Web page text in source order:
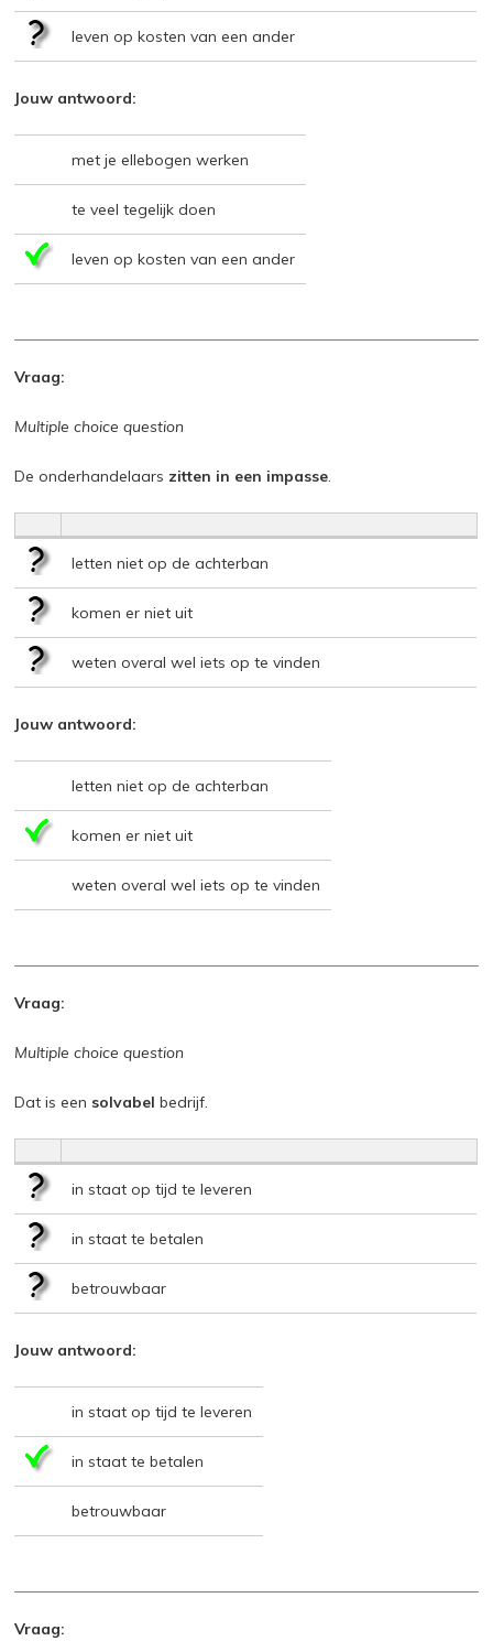
leven op kosten van een ander
Jouw antwoord:
met je ellebogen werken
te veel tegelijk doen
leven op kosten van een ander
Vraag:
Multiple choice question
De onderhandelaars zitten in een impasse.
letten niet op de achterban
komen er niet uit
weten overal wel iets op te vinden
Jouw antwoord:
letten niet op de achterban
komen er niet uit
weten overal wel iets op te vinden
Vraag:
Multiple choice question
Dat is een solvabel bedrijf.
in staat op tijd te leveren
in staat te betalen
betrouwbaar
Jouw antwoord:
in staat op tijd te leveren
in staat te betalen
betrouwbaar
Vraag: